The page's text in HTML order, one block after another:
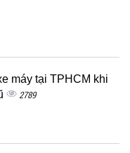
máy tại TPHCM khi
2789